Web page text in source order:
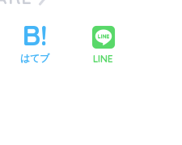
はてブ LINE